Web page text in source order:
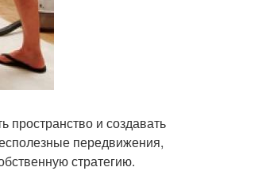
пространство и создавать
передвижения,
стратегию.